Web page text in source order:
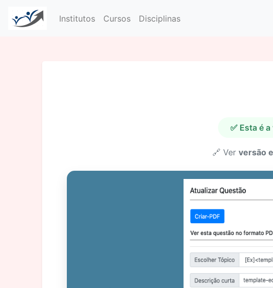
Institutos Cursos Disciplinas
✅ Esta é
🔗 Ver versão